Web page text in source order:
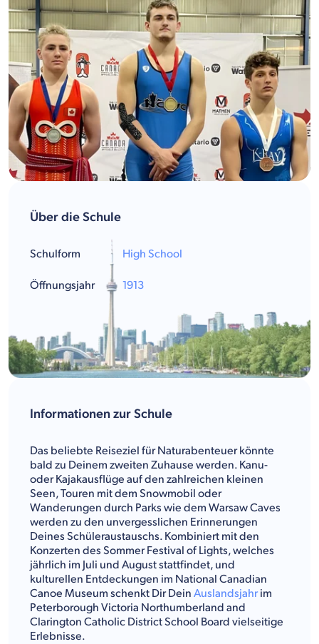
Informationen zur Schule
Das beliebte Reiseziel für Naturabenteuer könnte
bald zu Deinem zweiten Zuhause werden. Kanu-
oder Kajakausflüge auf den zahlreichen kleinen
Seen, Touren mit dem Snowmobil oder
Wanderungen durch Parks wie dem Warsaw Caves
werden zu den unvergesslichen Erinnerungen
Deines Schüleraustauschs. Kombiniert mit den
Konzerten des Sommer Festival of Lights, welches
jährlich im Juli und August stattfindet, und
kulturellen Entdeckungen im National Canadian
Canoe Museum schenkt Dir Dein Auslandsjahrim
Peterborough Victoria Northumberland and
Clarington Catholic District School Board vielseitige
Erlebnisse.
Über die Schule
Schulform
Öffnungsjahr
High School
1913